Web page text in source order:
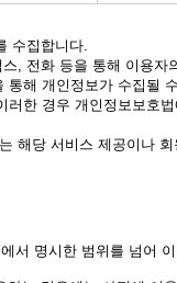
수집합니다.
, 전화 등을 통해 이용자
통해 개인정보가 수집될
한 경우 개인정보보호
해당 서비스 제공이나
서 명시한 범위를 넘어